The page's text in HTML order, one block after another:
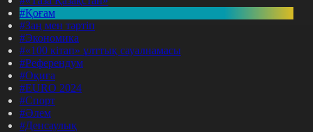
#Қоғам
#Заң мен тәртіп
#Экономика
#«100 кітап» ұлттық сауалнамасы
#Референдум
#Оқиға
#EURO 2024
#Спорт
#Әлем
#Денсаулық